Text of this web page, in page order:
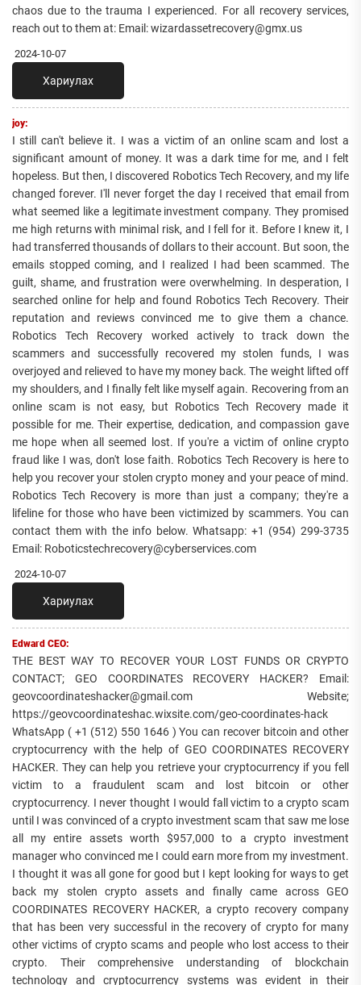
chaos due to the trauma I experienced. For all recovery services,
reach out to them at: Email: wizardassetrecovery@gmx.us
2024-10-07
Хариулах
joy:
I still can't believe it. I was a victim of an online scam and lost a
significant amount of money. It was a dark time for me, and I felt
hopeless. But then, I discovered Robotics Tech Recovery, and my life
changed forever. I'll never forget the day I received that email from
what seemed like a legitimate investment company. They promised
me high returns with minimal risk, and I fell for it. Before I knew it, I
had transferred thousands of dollars to their account. But soon, the
emails stopped coming, and I realized I had been scammed. The
guilt, shame, and frustration were overwhelming. In desperation, I
searched online for help and found Robotics Tech Recovery. Their
reputation and reviews convinced me to give them a chance.
Robotics Tech Recovery worked actively to track down the
scammers and successfully recovered my stolen funds, I was
overjoyed and relieved to have my money back. The weight lifted off
my shoulders, and I finally felt like myself again. Recovering from an
online scam is not easy, but Robotics Tech Recovery made it
possible for me. Their expertise, dedication, and compassion gave
me hope when all seemed lost. If you're a victim of online crypto
fraud like I was, don't lose faith. Robotics Tech Recovery is here to
help you recover your stolen crypto money and your peace of mind.
Robotics Tech Recovery is more than just a company; they're a
lifeline for those who have been victimized by scammers. You can
contact them with the info below. Whatsapp: +1 (954) 299-3735
Email: Roboticstechrecovery@cyberservices.com
2024-10-07
Хариулах
Edward CEO:
THE BEST WAY TO RECOVER YOUR LOST FUNDS OR CRYPTO
CONTACT; GEO COORDINATES RECOVERY HACKER? Email:
geovcoordinateshacker@gmail.com Website;
https://geovcoordinateshac.wixsite.com/geo-coordinates-hack
WhatsApp ( +1 (512) 550 1646 ) You can recover bitcoin and other
cryptocurrency with the help of GEO COORDINATES RECOVERY
HACKER. They can help you retrieve your cryptocurrency if you fell
victim to a fraudulent scam and lost bitcoin or other
cryptocurrency. I never thought I would fall victim to a crypto scam
until I was convinced of a crypto investment scam that saw me lose
all my entire assets worth $957,000 to a crypto investment
manager who convinced me I could earn more from my investment.
I thought it was all gone for good but I kept looking for ways to get
back my stolen crypto assets and finally came across GEO
COORDINATES RECOVERY HACKER, a crypto recovery company
that has been very successful in the recovery of crypto for many
other victims of crypto scams and people who lost access to their
crypto. Their comprehensive understanding of blockchain
technology and cryptocurrency systems was evident in their